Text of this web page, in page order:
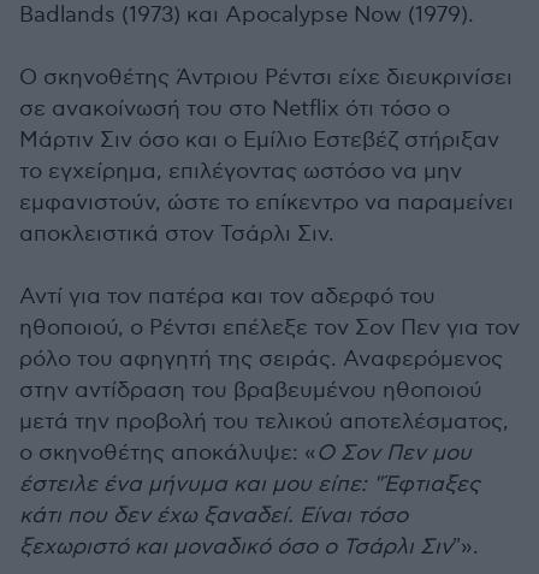
Badlands (1973) και Apocalypse Now (1979).
Ο σκηνοθέτης Άντριου Ρέντσι είχε διευκρινίσει
σε ανακοίνωσή του στο Netflix ότι τόσο ο
Μάρτιν Σιν όσο και ο Εμίλιο Εστεβέζ στήριξαν
το εγχείρημα, επιλέγοντας ωστόσο να μην
εμφανιστούν, ώστε το επίκεντρο να παραμείνει
αποκλειστικά στον Τσάρλι Σιν.
Αντί για τον πατέρα και τον αδερφό του
ηθοποιού, ο Ρέντσι επέλεξε τον Σον Πεν για τον
ρόλο του αφηγητή της σειράς. Αναφερόμενος
στην αντίδραση του βραβευμένου ηθοποιού
μετά την προβολή του τελικού αποτελέσματος,
ο σκηνοθέτης αποκάλυψε: «Ο Σον Πεν μου
έστειλε ένα μήνυμα και μου είπε: "Έφτιαξες
κάτι που δεν έχω ξαναδεί. Είναι τόσο
ξεχωριστό και μοναδικό όσο ο Τσάρλι Σιν"».